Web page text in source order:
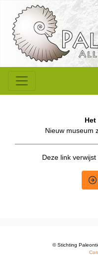
Nieuw museum
Deze link
© Stichting